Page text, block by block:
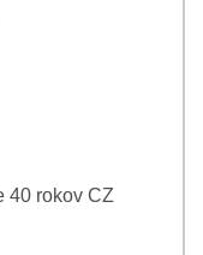
40 rokov CZ